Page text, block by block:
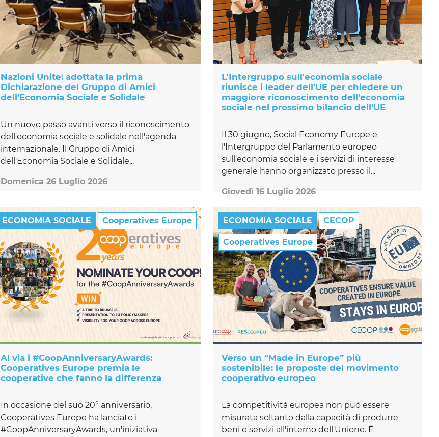
Nazioni Unite: adottata la prima
Dichiarazione del Gruppo di Amici
dell’Economia Sociale e Solidale
Un nuovo passo avanti verso il riconoscimento
dell'economia sociale e solidale nell'agenda
internazionale. Il Gruppo di Amici
dell'Economia Sociale e Solidale...
Domenica 26 Luglio 2026
L'Intergruppo sull'economia sociale
riunisce i leader dell'UE per chiedere un
maggiore riconoscimento dell'economia
sociale nel prossimo bilancio dell'UE
Il 30 giugno, Social Economy Europe e
l'Intergruppo del Parlamento europeo
sull'economia sociale e i servizi di interesse
generale hanno organizzato presso il...
Giovedì 16 Luglio 2026
ECONOMIA SOCIALE Cooperatives Europe
Al via i #CoopAnniversaryAwards:
Cooperatives Europe premia le
cooperative che fanno la differenza
In occasione del suo 20° anniversario,
Cooperatives Europe ha lanciato i
#CoopAnniversaryAwards, un'iniziativa
ECONOMIA SOCIALE CECOP
Cooperatives Europe
Verso un “Made in Europe” più
sostenibile: le proposte del movimento
cooperativo europeo
La competitività europea non può essere
misurata soltanto dalla capacità di produrre
beni e servizi all'interno dell'Unione. È